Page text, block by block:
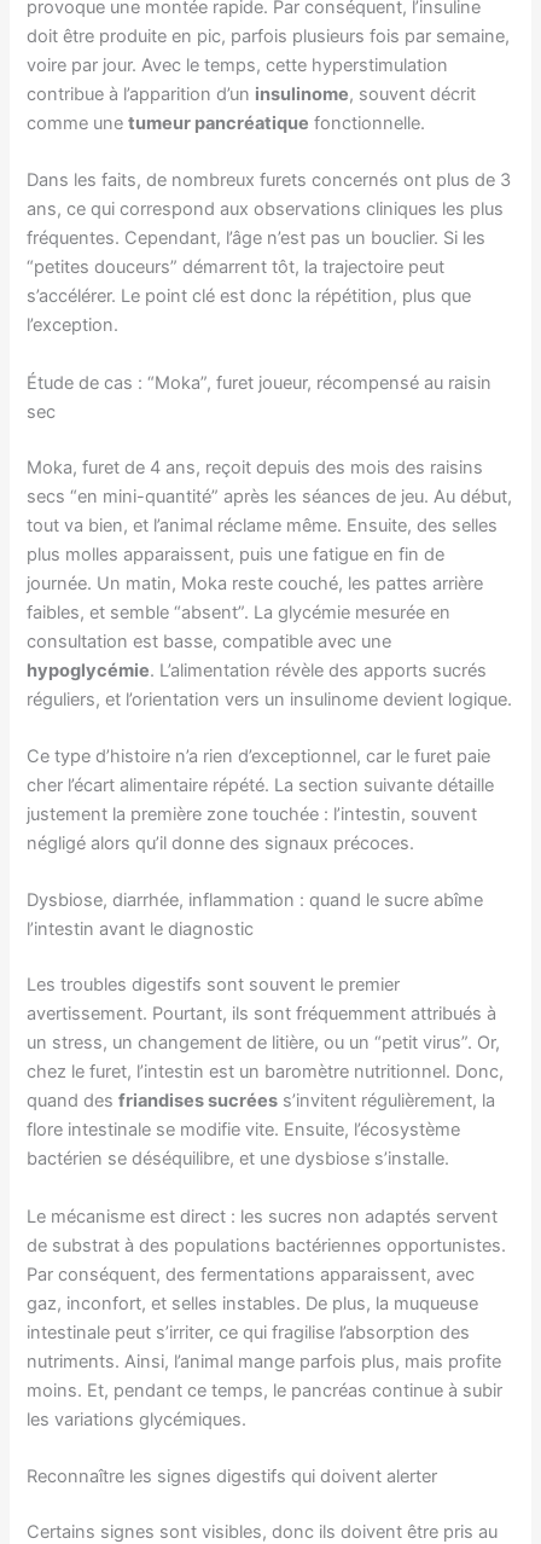
provoque une montée rapide. Par conséquent, l’insuline
doit être produite en pic, parfois plusieurs fois par semaine,
voire par jour. Avec le temps, cette hyperstimulation
contribue à l’apparition d’un insulinome, souvent décrit
comme unetumeur pancréatique fonctionnelle.
Dans les faits, de nombreux furets concernés ont plus de 3
ans, ce qui correspond aux observations cliniques les plus
fréquentes. Cependant, l’âge n’est pas un bouclier. Si les
“petites douceurs” démarrent tôt, la trajectoire peut
s’accélérer. Le point clé est donc la répétition, plus que
l’exception.
Étude de cas : “Moka”, furet joueur, récompensé au raisin
sec
Moka, furet de 4 ans, reçoit depuis des mois des raisins
secs “en mini-quantité” après les séances de jeu. Au début,
tout va bien, et l’animal réclame même. Ensuite, des selles
plus molles apparaissent, puis une fatigue en fin de
journée. Un matin, Moka reste couché, les pattes arrière
faibles, et semble “absent”. La glycémie mesurée en
consultation est basse, compatible avec une
hypoglycémie. L’alimentation révèle des apports sucrés
réguliers, et l’orientation vers un insulinome devient logique.
Ce type d’histoire n’a rien d’exceptionnel, car le furet paie
cher l’écart alimentaire répété. La section suivante détaille
justement la première zone touchée : l’intestin, souvent
négligé alors qu’il donne des signaux précoces.
Dysbiose, diarrhée, inflammation : quand le sucre abîme
l’intestin avant le diagnostic
Les troubles digestifs sont souvent le premier
avertissement. Pourtant, ils sont fréquemment attribués à
un stress, un changement de litière, ou un “petit virus”. Or,
chez le furet, l’intestin est un baromètre nutritionnel. Donc,
quand desfriandises sucrées s’invitent régulièrement, la
flore intestinale se modifie vite. Ensuite, l’écosystème
bactérien se déséquilibre, et une dysbiose s’installe.
Le mécanisme est direct : les sucres non adaptés servent
de substrat à des populations bactériennes opportunistes.
Par conséquent, des fermentations apparaissent, avec
gaz, inconfort, et selles instables. De plus, la muqueuse
intestinale peut s’irriter, ce qui fragilise l’absorption des
nutriments. Ainsi, l’animal mange parfois plus, mais profite
moins. Et, pendant ce temps, le pancréas continue à subir
les variations glycémiques.
Reconnaître les signes digestifs qui doivent alerter
Certains signes sont visibles, donc ils doivent être pris au